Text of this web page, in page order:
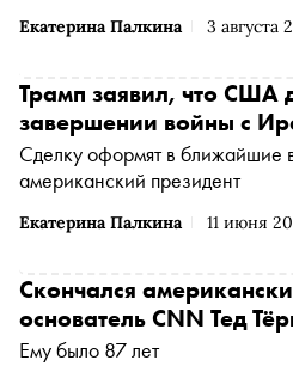
Екатерина Палкина 3 августа
Екатерина Палкина 11 июня
Трамп заявил, что США
завершении войны с
Сделку оформят в ближайшие
американский президент
Скончался
основатель CNN Тед
Ему было 87 лет